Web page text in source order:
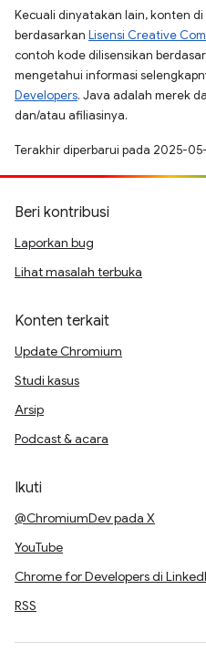
Kecuali dinyatakan lain, konten
berdasarkan Lisensi Creative
contoh kode dilisensikan
mengetahui informasi
Developers. Java adalah merek
dan/atau afiliasinya.
Terakhir diperbarui pada 2025-
Beri kontribusi
Laporkan bug
Lihat masalah terbuka
Konten terkait
Update Chromium
Studi kasus
Arsip
Podcast & acara
Ikuti
@ChromiumDev pada X
YouTube
Chrome for Developers di
RSS